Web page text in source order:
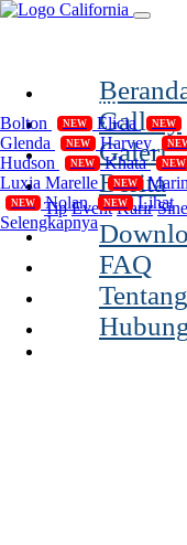
Gallery
Galeri
Compilation
Bolton
NEW Elicia NEW
Glenda NEW Harvey
Hudson NEW Khata NEW
Luxia Marelle NEW
NEW Nolan NEW
Lihat
Selengkapnya
Berita
Tip Event Karir
FAQ